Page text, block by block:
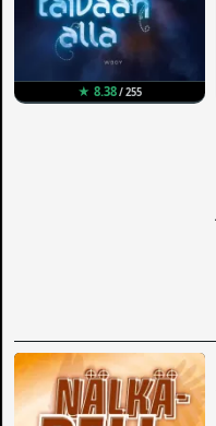
★ 8.38/ 255